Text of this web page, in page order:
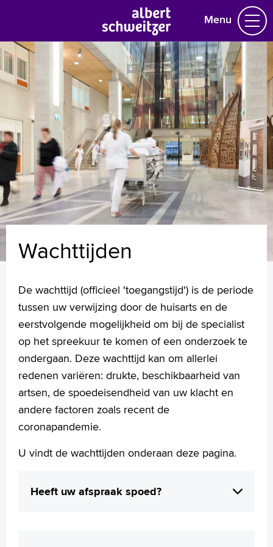
Menu
Homepage
Praktische informatie
Specialismen
Werken en leren
Medewerkers
Contact
MijnASz
Verwijzers
Tekstgrootte A
Voorleesfunctie
Language
Zoeken
English
Français
Polski
Türkçe
Arabisch
Wachttijden
De wachttijd (officieel 'toegangstijd') is de periode
tussen uw verwijzing door de huisarts en de
eerstvolgende mogelijkheid om bij de specialist
op het spreekuur te komen of een onderzoek te
ondergaan. Deze wachttijd kan om allerlei
redenen variëren: drukte, beschikbaarheid van
artsen, de spoedeisendheid van uw klacht en
andere factoren zoals recent de
coronapandemie.
U vindt de wachttijden onderaan deze pagina.
Heeft uw afspraak spoed?